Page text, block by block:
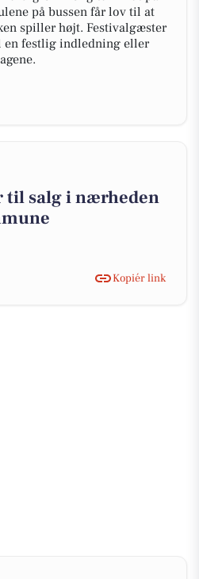
på bussen får lov til at
spiller højt. Festivalgæster
en festlig indledning eller
til salg i nærheden
Kopiér link